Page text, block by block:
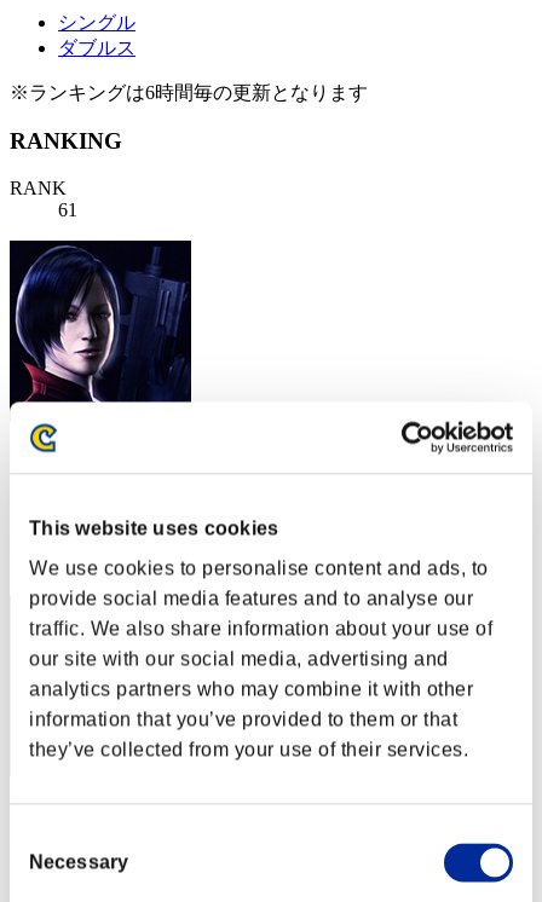
This website uses cookies
We use cookies to personalise content and ads, to
provide social media features and to analyse our
traffic. We also share information about your use of
our site with our social media, advertising and
analytics partners who may combine it with other
information that you’ve provided to them or that
they’ve collected from your use of their services.
Selection
Necessary
シングル
ダブルス
※ランキングは6時間毎の更新となります
RANKING
RANK
61
QMA2323
RANK
62
RANK